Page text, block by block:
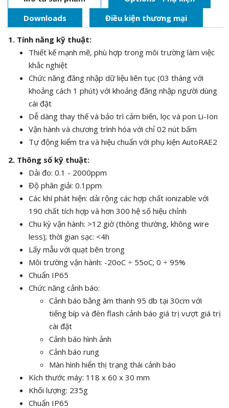
Downloads
Điều kiện thương mại
1. Tính năng kỹ thuật:
Thiết kế mạnh mẽ, phù hợp trong môi trường làm việc
khắc nghiệt
Chức năng đăng nhập dữ liệu liên tục (03 tháng với
khoảng cách 1 phút) với khoảng đăng nhập người dùng
cài đặt
Dễ dàng thay thế và bảo trì cảm biến, lọc và pon Li-Ion
Vận hành và chương trình hóa với chỉ 02 nút bấm
Tự động kiểm tra và hiệu chuẩn với phụ kiện AutoRAE2
2. Thông số kỹ thuật:
Dải đo: 0.1 - 2000ppm
Độ phân giải: 0.1ppm
Các khí phát hiện: dải rộng các hợp chất ionizable với
190 chất tích hợp và hơn 300 hệ số hiệu chỉnh
Chu kỳ vận hành: >12 giờ (thông thường, không wire
less); thời gian sạc: <4h
Lấy mẫu với quạt bên trong
Môi trường vận hành: -20oC ÷ 55oC; 0 ÷ 95%
Chuẩn IP65
Chức năng cảnh báo:
Cảnh báo bằng âm thanh 95 db tại 30cm với
tiếng bíp và đèn flash cảnh báo giá trị vượt giá trị
cài đặt
Cảnh báo hình ảnh
Cảnh báo rung
Màn hình hiển thị trạng thái cảnh báo
Kích thước máy: 118 x 60 x 30 mm
Khối lượng: 235g
Chuẩn IP65